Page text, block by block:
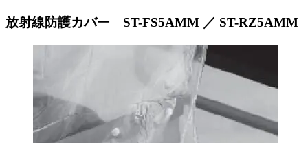
放射線防護カバー ST-FS5AMM ／ ST-RZ5AMM